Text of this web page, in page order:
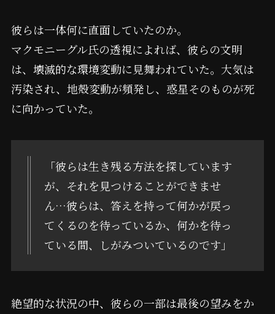
彼らは一体何に直面していたのか。
マクモニーグル氏の透視によれば、彼らの文明
は、壊滅的な環境変動に見舞われていた。大気は
汚染され、地殻変動が頻発し、惑星そのものが死
に向かっていた。
「彼らは生き残る方法を探しています
が、それを見つけることができませ
ん…彼らは、答えを持って何かが戻っ
てくるのを待っているか、何かを待っ
ている間、しがみついているのです」
絶望的な状況の中、彼らの一部は最後の望みをか